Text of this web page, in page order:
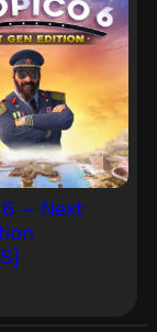
— Next